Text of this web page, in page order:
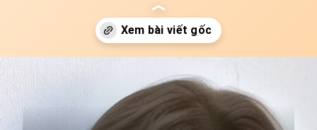
https://idep.edu.vn/app-tao-kieu-toc